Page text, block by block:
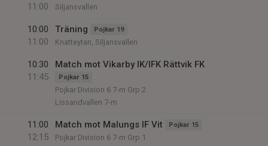
11:00
Siljansvallen
10:00
11:00
Träning Pojkar 19
Knatteytan, Siljansvallen
10:30
11:45
Match mot Vikarby IK/IFK Rättvik FK
Pojkar 15
Pojkar Division 6 7-m Grp.2
Lissandvallen 7-m
11:00
12:15
Match mot Malungs IF Vit Pojkar 15
Pojkar Division 6 7-m Grp.1